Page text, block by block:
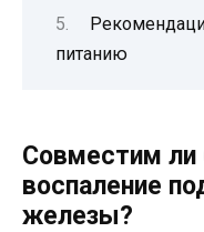
питанию
Совместим ли
воспаление
железы?